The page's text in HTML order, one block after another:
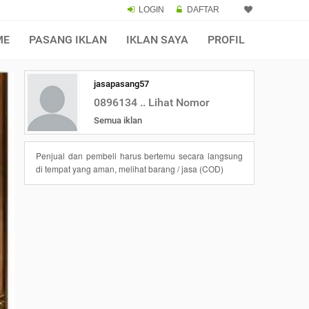
LOGIN DAFTAR
PASANG IKLAN IKLAN SAYA PROFIL
jasapasang57
0896134 .. Lihat Nomor
Semua iklan
Penjual dan pembeli harus bertemu secara langsung
di tempat yang aman, melihat barang / jasa (COD)